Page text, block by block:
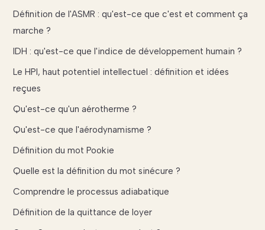
Définition de l'ASMR : qu'est-ce que c'est et comment ça
marche ?
IDH : qu'est-ce que l'indice de développement humain ?
Le HPI, haut potentiel intellectuel : définition et idées
reçues
Qu'est-ce qu'un aérotherme ?
Qu'est-ce que l'aérodynamisme ?
Définition du mot Pookie
Quelle est la définition du mot sinécure ?
Comprendre le processus adiabatique
Définition de la quittance de loyer